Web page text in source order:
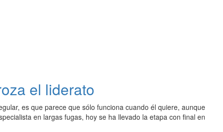
el liderato
es que parece que sólo funciona cuando él quiere, aunque
en largas fugas, hoy se ha llevado la etapa con final en